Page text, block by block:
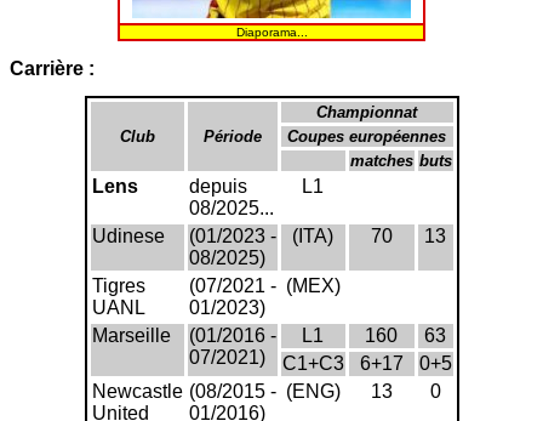
Diaporama...
Carrière :
Club Période
Championnat
Coupes européennes
matches buts
Lens
depuis
08/2025...
L1
Udinese
(01/2023 -
08/2025)
(ITA) 70 13
Tigres
UANL
(07/2021 -
01/2023)
(MEX)
Marseille
(01/2016 -
07/2021)
L1 160
63
C1+C3
6+17
0+5
Newcastle
United
(08/2015 -
01/2016)
(ENG) 13 0